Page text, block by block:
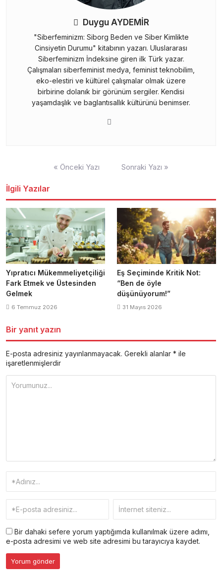
Duygu AYDEMİR
"Siberfeminizm: Siborg Beden ve Siber Kimlikte
Cinsiyetin Durumu" kitabının yazarı. Uluslararası
Siberfeminizm İndeksine giren ilk Türk yazar.
Çalışmaları siberfeminist medya, feminist teknobilim,
eko-elestiri ve kültürel çalışmalar olmak üzere
birbirine dolanık bir görünüm sergiler. Kendisi
yaşamdaşlık ve baglantısallık kültürünü benimser.
« Önceki Yazı Sonraki Yazı »
İlgili Yazılar
Yıpratıcı Mükemmeliyetçiliği
Fark Etmek ve Üstesinden
Gelmek
6 Temmuz 2026
Eş Seçiminde Kritik Not:
“Ben de öyle
düşünüyorum!”
31 Mayıs 2026
Bir yanıt yazın
E-posta adresiniz yayınlanmayacak. Gerekli alanlar * ile
işaretlenmişlerdir
Bir dahaki sefere yorum yaptığımda kullanılmak üzere adımı,
e-posta adresimi ve web site adresimi bu tarayıcıya kaydet.